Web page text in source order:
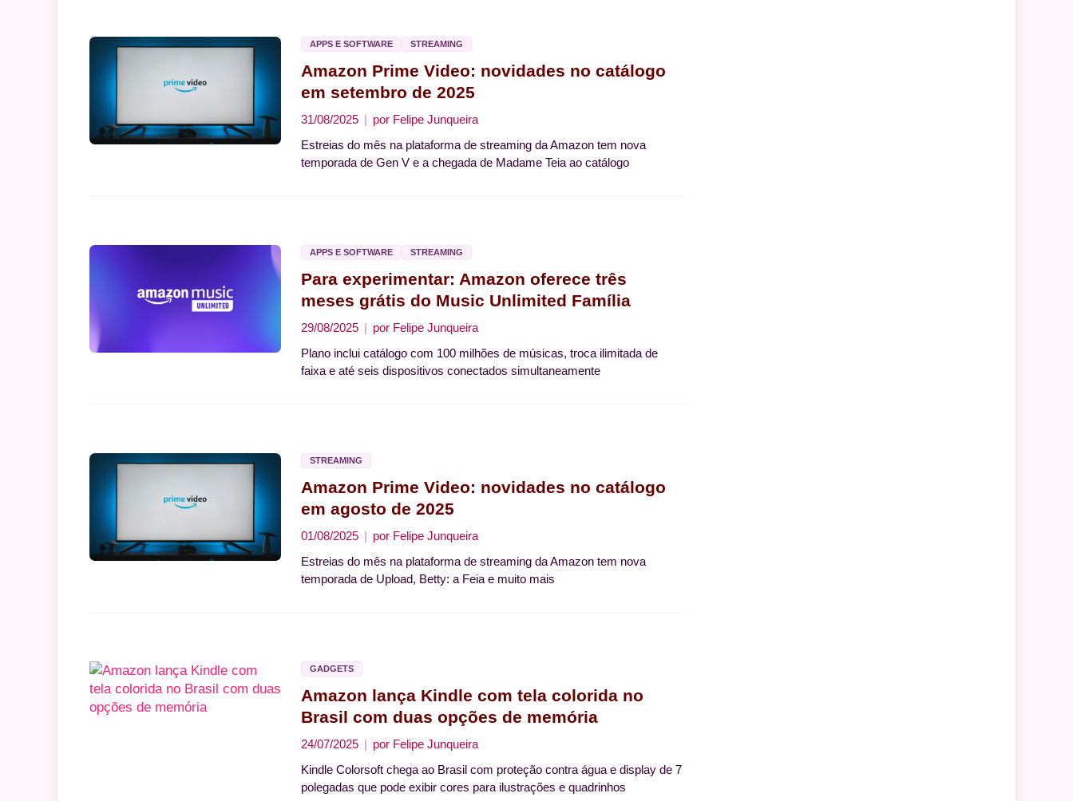
APPS E SOFTWARE STREAMING
Amazon Prime Video: novidades no catálogo
em setembro de 2025
31/08/2025 por Felipe Junqueira
Estreias do mês na plataforma de streaming da Amazon tem nova
temporada de Gen V e a chegada de Madame Teia ao catálogo
APPS E SOFTWARE STREAMING
Para experimentar: Amazon oferece três
meses grátis do Music Unlimited Família
29/08/2025 por Felipe Junqueira
Plano inclui catálogo com 100 milhões de músicas, troca ilimitada de
faixa e até seis dispositivos conectados simultaneamente
STREAMING
Amazon Prime Video: novidades no catálogo
em agosto de 2025
01/08/2025 por Felipe Junqueira
Estreias do mês na plataforma de streaming da Amazon tem nova
temporada de Upload, Betty: a Feia e muito mais
GADGETS
Amazon lança Kindle com tela colorida no
Brasil com duas opções de memória
24/07/2025 por Felipe Junqueira
Kindle Colorsoft chega ao Brasil com proteção contra água e display de 7
polegadas que pode exibir cores para ilustrações e quadrinhos